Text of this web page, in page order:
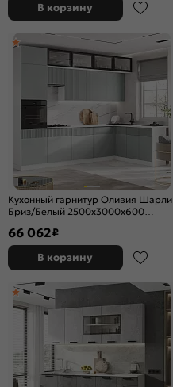
В корзину
Кухонный гарнитур Оливия Шарли
Бриз/Белый 2500x3000x600
66 062₽
В корзину